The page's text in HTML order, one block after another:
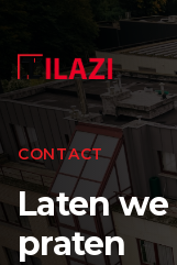
CONTACT
Laten
praten